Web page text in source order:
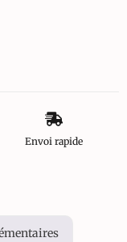
Envoi rapide